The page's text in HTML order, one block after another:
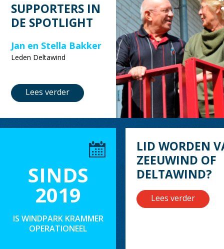
SUPPORTERS IN
DE SPOTLIGHT
Jan en Stella Bakker
Leden Deltawind
Lees verder
SINDS
2019
IS WINDPARK KRAMMER
OPERATIONEEL
LID WORDEN
ZEEUWIND OF
DELTAWIND?
Lees verder